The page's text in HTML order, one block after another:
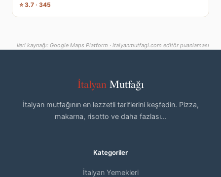
⭐ 3.7 · 345
Veri kaynağı: Google Maps Platform · italyanmutfagi.com editör puanlaması
İtalyan Mutfağı
İtalyan mutfağının en lezzetli tariflerini keşfedin. Pizza,
makarna, risotto ve daha fazlası...
Kategoriler
İtalyan Yemekleri